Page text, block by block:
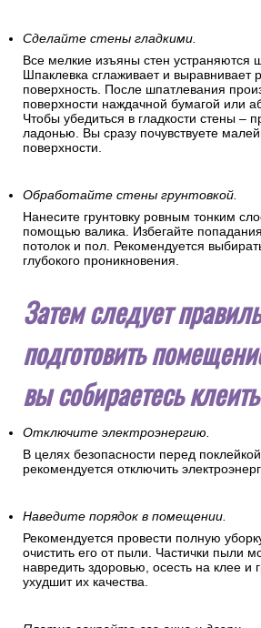
Сделайте стены гладкими.
Все мелкие изъяны стен устраняются
Шпаклевка сглаживает и выравнивает
поверхность. После шпатлевания
поверхности наждачной бумагой или
Чтобы убедиться в гладкости стены –
ладонью. Вы сразу почувствуете
поверхности.
Обработайте стены грунтовкой.
Нанесите грунтовку ровным тонким
помощью валика. Избегайте
потолок и пол. Рекомендуется
глубокого проникновения.
Затем следует
подготовить
вы собираетесь
Отключите электроэнергию.
В целях безопасности перед
рекомендуется отключить
Наведите порядок в помещении.
Рекомендуется провести полную
очистить его от пыли. Частички пыли
навредить здоровью, осесть на клее и
ухудшит их качества.